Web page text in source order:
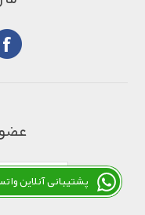
پشتیبانی آنلاین